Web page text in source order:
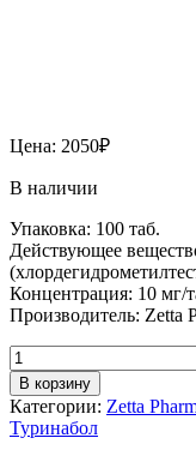
Цена: 2050₽
В наличии
Упаковка: 100 таб.
Действующее
Концентрация: 10 мг/
Производитель: Zetta
В корзину
Категории: Zetta
Туринабол